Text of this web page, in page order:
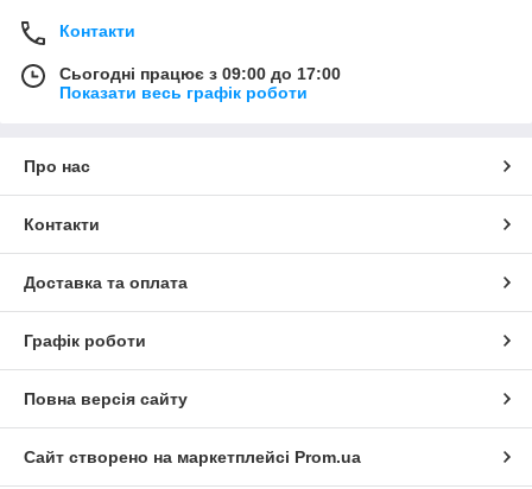
Контакти
Сьогодні працює з 09:00 до 17:00
Показати весь графік роботи
Про нас
Контакти
Доставка та оплата
Графік роботи
Повна версія сайту
Сайт створено на маркетплейсі Prom.ua